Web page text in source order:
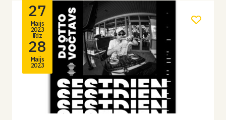
27
Maijs
2023
līdz
28
Maijs
2023